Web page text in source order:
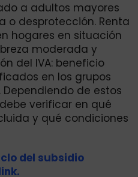
a adultos mayores
o desprotección. Renta
hogares en situación
moderada y
del IVA: beneficio
en los grupos
Dependiendo de estos
verificar en qué
y qué condiciones
del subsidio